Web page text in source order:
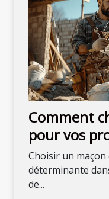
Comment
pour vos
Choisir un
déterminante
de...